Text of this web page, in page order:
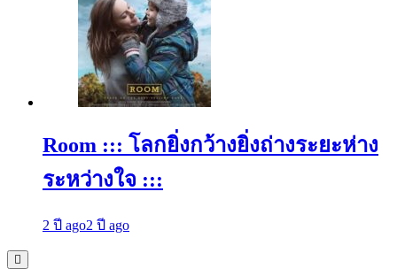
Room ::: โลกยิ่งกว้างยิ่งถ่างระยะห่าง
ระหว่างใจ :::
2 ปี ago2 ปี ago